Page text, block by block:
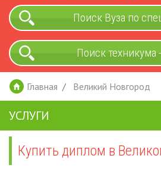
Поиск Вуза по
Поиск техникума
Главная Великий Новгород
УСЛУГИ
Купить диплом в